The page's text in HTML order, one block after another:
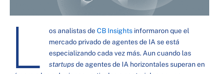
L os analistas deCB Insightsinformaron que el
mercado privado de agentes de IA se está
especializando cada vez más. Aun cuando las
startupsde agentes de IA horizontales superan en